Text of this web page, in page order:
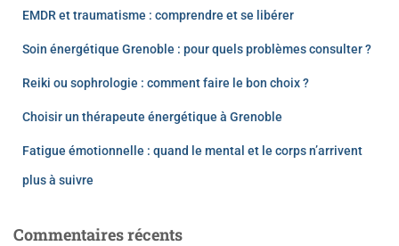
EMDR et traumatisme : comprendre et se libérer
Soin énergétique Grenoble : pour quels problèmes consulter ?
Reiki ou sophrologie : comment faire le bon choix ?
Choisir un thérapeute énergétique à Grenoble
Fatigue émotionnelle : quand le mental et le corps n’arrivent
plus à suivre
Commentaires récents